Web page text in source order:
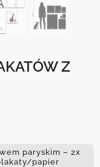
Z
paryskim – 2x
papier